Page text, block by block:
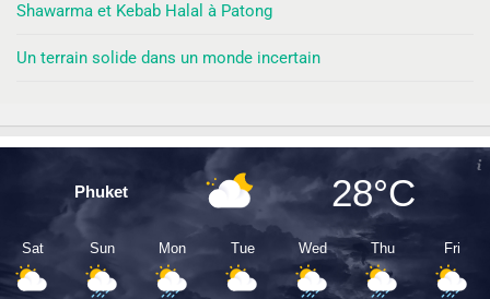
Shawarma et Kebab Halal à Patong
Un terrain solide dans un monde incertain
Phuket 28°C
Sat Sun Mon Tue Wed Thu Fri